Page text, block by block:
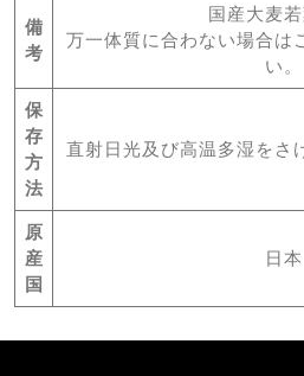
備
考
国産大麦
万一体質に合わない場合は
い。
保
存
方
法
直射日光及び高温多湿をさ
原
産
国
日本